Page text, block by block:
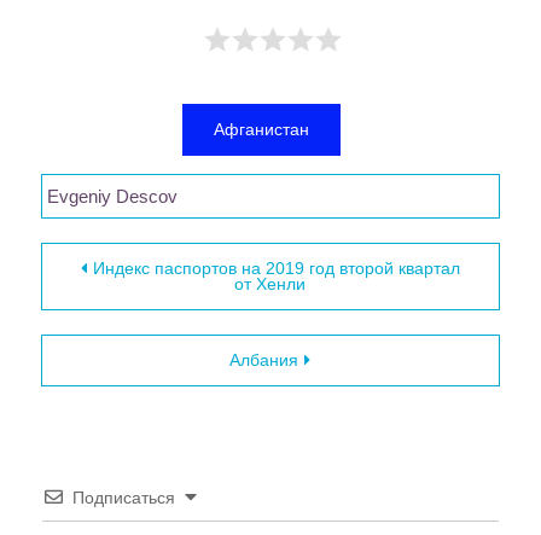
Афганистан
Evgeniy Descov
Навигация по записям
Индекс паспортов на 2019 год второй квартал
от Хенли
Албания
Подписаться